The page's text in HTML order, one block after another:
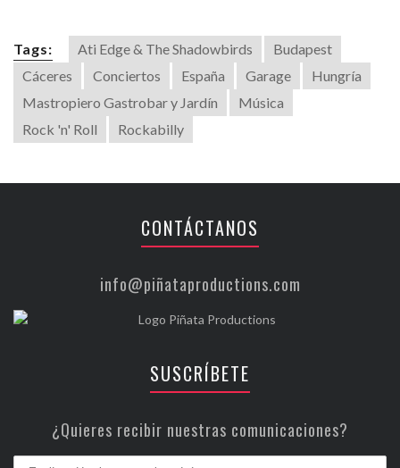
Tags: Ati Edge & The Shadowbirds
Budapest
Cáceres
Conciertos España Garage
Hungría
Mastropiero Gastrobar y Jardín
Música
Rock 'n' Roll
Rockabilly
CONTÁCTANOS
info@piñataproductions.com
SUSCRÍBETE
¿Quieres recibir nuestras comunicaciones?